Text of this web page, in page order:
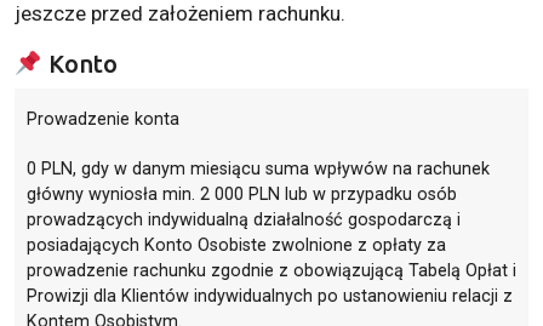
jeszcze przed założeniem rachunku.
Konto
Prowadzenie konta
0 PLN, gdy w danym miesiącu suma wpływów na rachunek
główny wyniosła min. 2 000 PLN lub w przypadku osób
prowadzących indywidualną działalność gospodarczą i
posiadających Konto Osobiste zwolnione z opłaty za
prowadzenie rachunku zgodnie z obowiązującą Tabelą Opłat i
Prowizji dla Klientów indywidualnych po ustanowieniu relacji z